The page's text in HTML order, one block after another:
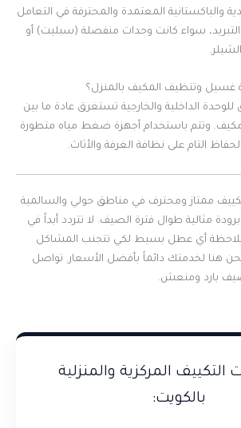
والباكستانية المعتمدة والمحترفة في التعامل
سواء كانت وحدات منفصلة (سبليت) أو
وتنظيف المكيف بالمنزل؟
الداخلية والخارجية تستغرق عادة ما بين
لكل مكيف. وتتم باستخدام أجهزة ضغط مياه متطورة
التام على نظافة الغرفة والأثاث.
تكييف ممتاز ومحترف في مناطق حولي والسالمية
مثالية طوال فترة الصيف. لا تتردد أبداً في
أي عطل بسيط لكي تتجنب المشاكل
نحن هنا لخدمتك دائماً بأفضل الأسعار. تواصل
بارد ومنعش.
التكييف المركزية والمنزلية
بالكويت: